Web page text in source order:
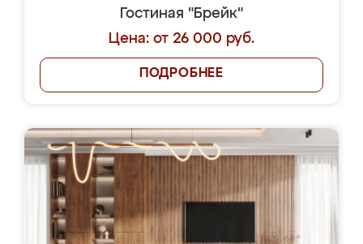
Гостиная "Брейк"
Цена: от 26 000 руб.
ПОДРОБНЕЕ